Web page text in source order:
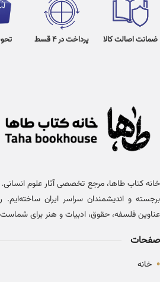
ضمانت اصالت کالا پرداخت در 4 قسط
برجسته و اندیشمندان سراسر ایران ساخته‌ایم.
عناوین فلسفه، حقوق، ادبیات و هنر برای
صفحات
• خانه